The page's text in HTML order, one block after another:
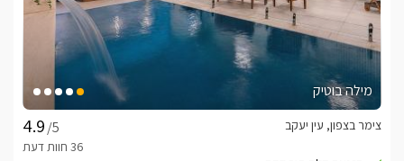
מילה בוטיק
/5
צימר בצפון, עין יעקב